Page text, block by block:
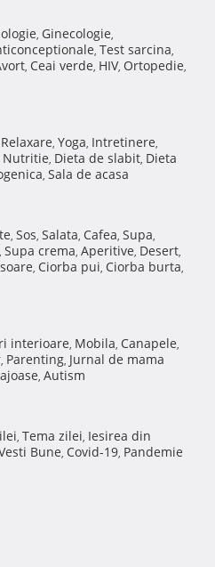
, Ginecologie,
, Test sarcina,
, Ceai verde, HIV, Ortopedie,
Relaxare, Yoga, Intretinere,
Nutritie, Dieta de slabit, Dieta
, Sala de acasa
, Sos, Salata, Cafea, Supa,
, Supa crema, Aperitive, Desert,
, Ciorba pui, Ciorba burta,
interioare, Mobila, Canapele,
, Parenting, Jurnal de mama
, Autism
, Tema zilei, Iesirea din
Bune, Covid-19, Pandemie